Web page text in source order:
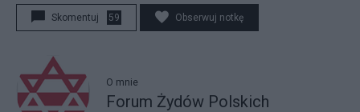
Skomentuj 59 Obserwuj notkę
O mnie
Forum Żydów Polskich